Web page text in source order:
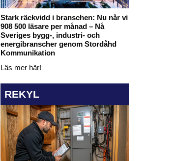
Stark räckvidd i branschen: Nu når vi
908 500 läsare per månad – Nå
Sveriges bygg-, industri- och
energibranscher genom Stordåhd
Kommunikation
Läs mer här!
REKYL